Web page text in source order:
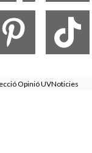
Opinió UVNoticies